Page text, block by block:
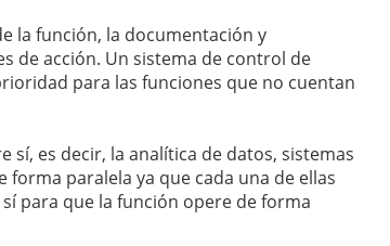
la función, la documentación y
de acción. Un sistema de control de
para las funciones que no cuentan
es decir, la analítica de datos, sistemas
paralela ya que cada una de ellas
para que la función opere de forma